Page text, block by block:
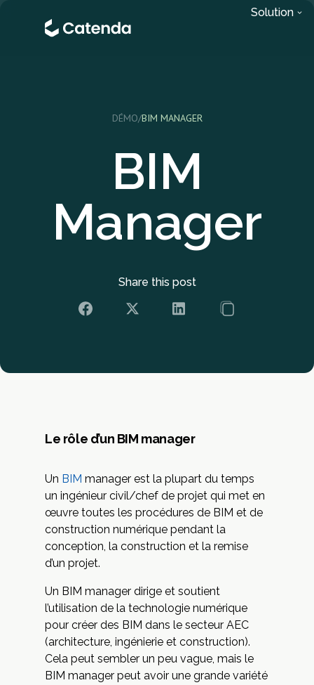
Solution
DÉMO/BIM MANAGER
BIM
Manager
Share this post
Le rôle d’un BIM manager
Un BIM manager est la plupart du temps
un ingénieur civil/chef de projet qui met en
œuvre toutes les procédures de BIM et de
construction numérique pendant la
conception, la construction et la remise
d’un projet.
Un BIM manager dirige et soutient
l’utilisation de la technologie numérique
pour créer des BIM dans le secteur AEC
(architecture, ingénierie et construction).
Cela peut sembler un peu vague, mais le
BIM manager peut avoir une grande variété